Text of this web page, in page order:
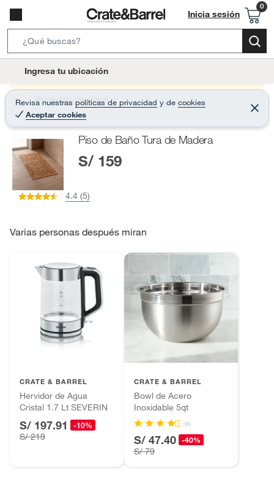
Inicia sesión
e
r
c
B
t
o
Ingresa tu ubicación
Revisa nuestras políticas de privacidad y de cookies
Aceptar cookies
C
e
r
Producto sin stock :(
Piso de Baño Tura de Madera
S/ 159
4.4 (5)
Varias personas después miran
CRATE & BARREL
Hervidor de Agua
Cristal 1.7 Lt SEVERIN
S/ 197.91 -10%
S/ 219
CRATE & BARREL
Bowl de Acero
Inoxidable 5qt
(5)
S/ 47.40 -40%
S/ 79